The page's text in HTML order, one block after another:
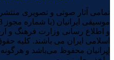
×
تمامی آثار صوتی و تصویری
و اطلاع رسانی وزارت فرهنگ و
اسلامی ایران می باشند. کلیه
ایرانیان محفوظ می‌باشد و